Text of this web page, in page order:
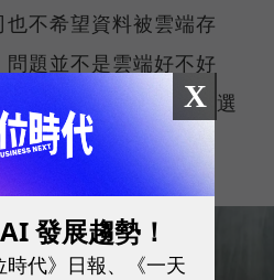
不希望資料被雲端存
題並不是雲端好不好
核心資料全面上雲的選
X
發展趨勢！
代》日報、《一天